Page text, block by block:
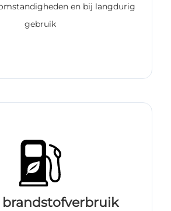
en bij langdurig
gebruik
brandstofverbruik